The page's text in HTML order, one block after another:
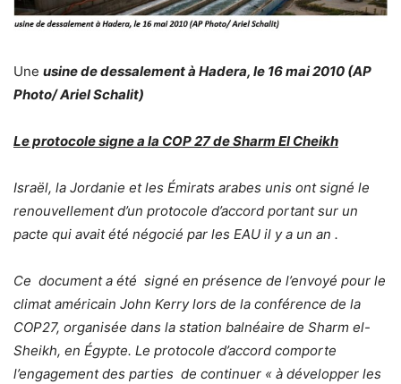
Une usine de dessalement à Hadera, le 16 mai 2010 (AP
Photo/ Ariel Schalit)
Le protocole signe a la COP 27 de Sharm El Cheikh
Israël, la Jordanie et les Émirats arabes unis ont signé le
renouvellement d’un protocole d’accord portant sur un
pacte qui avait été négocié par les EAU il y a un an .
Ce document a été signé en présence de l’envoyé pour le
climat américain John Kerry lors de la conférence de la
COP27, organisée dans la station balnéaire de Sharm el-
Sheikh, en Égypte. Le protocole d’accord comporte
l’engagement des parties de continuer « à développer les